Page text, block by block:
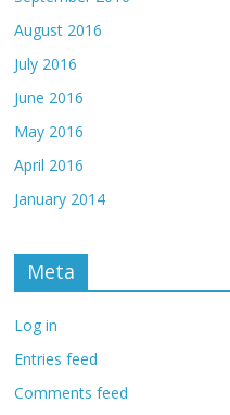
August 2016
July 2016
June 2016
May 2016
April 2016
January 2014
Meta
Log in
Entries feed
Comments feed